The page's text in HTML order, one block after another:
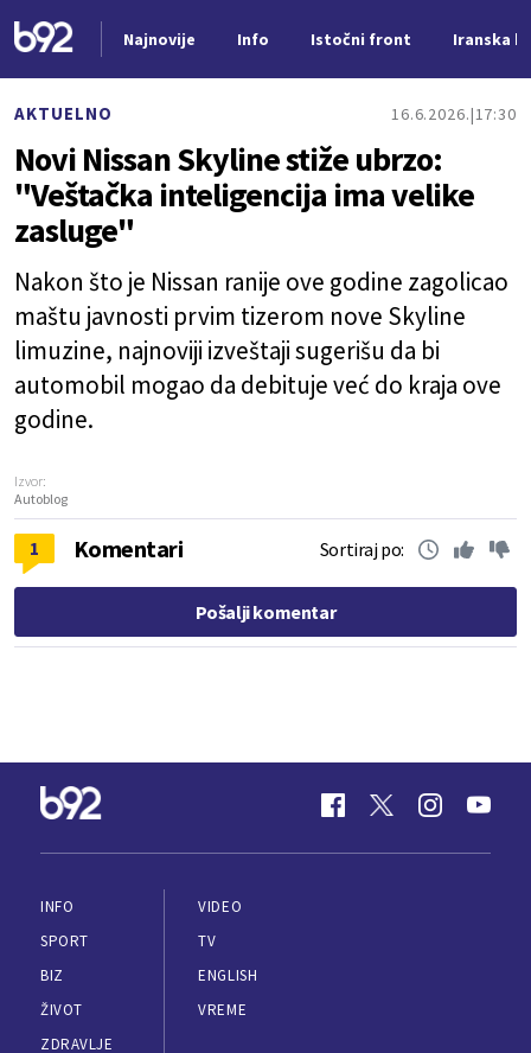
Najnovije Info Istočni front Iranska
AKTUELNO 16.6.2026. 17:30
Novi Nissan Skyline stiže ubrzo:
"Veštačka inteligencija ima velike
zasluge"
Nakon što je Nissan ranije ove godine zagolicao
maštu javnosti prvim tizerom nove Skyline
limuzine, najnoviji izveštaji sugerišu da bi
automobil mogao da debituje već do kraja ove
godine.
Izvor:
Autoblog
1 Komentari Sortiraj po:
Pošalji komentar
INFO
SPORT
BIZ
ŽIVOT
ZDRAVLJE
VIDEO
TV
ENGLISH
VREME